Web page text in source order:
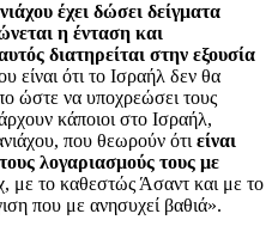
έχει δώσει δείγματα
η ένταση και
διατηρείται στην εξουσία
είναι ότι το Ισραήλ δεν θα
ώστε να υποχρεώσει τους
κάποιοι στο Ισραήλ,
που θεωρούν ότι είναι
λογαριασμούς τους με
το καθεστώς Άσαντ και με το
που με ανησυχεί βαθιά».